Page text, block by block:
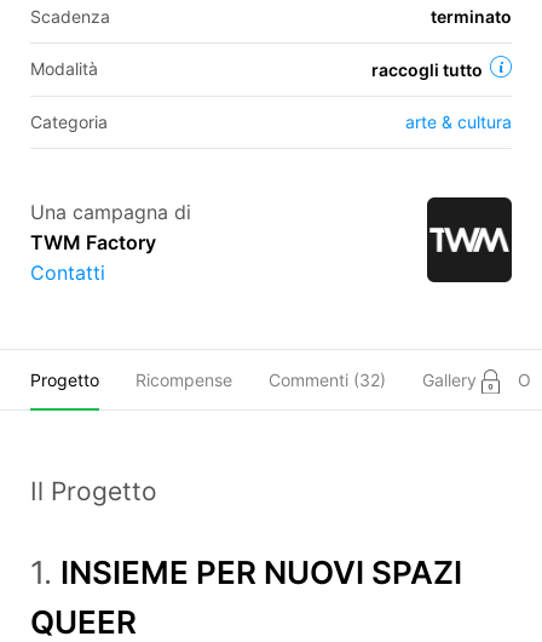
Scadenza terminato
Modalità raccogli tutto
Categoria arte & cultura
Una campagna di
TWM Factory
Contatti
Progetto Ricompense Commenti (32) Gallery
Il Progetto
1. INSIEME PER NUOVI SPAZI
QUEER